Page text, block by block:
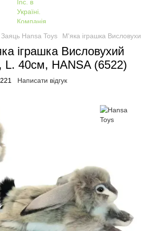
Заяць Hansa Toys М'яка іграшка
іграшка Висловухий
L. 40см, HANSA (6522)
Написати відгук